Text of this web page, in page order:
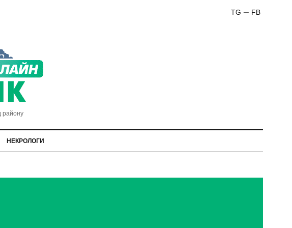
FB
TG
району
НЕКРОЛОГИ